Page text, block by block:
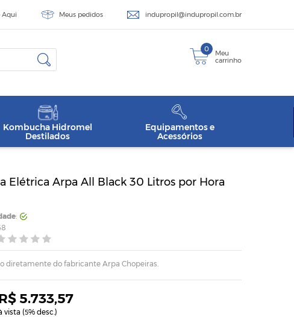
Aqui Meus pedidos indupropil@indupropil.com.br
0
Meu
carrinho
Kombucha Hidromel
Destilados
Equipamentos e
Acessórios
Elétrica Arpa All Black 30 Litros por Hora
:
diretamente do fabricante Arpa Chopeiras.
5.733,57
vista (5% desc.)